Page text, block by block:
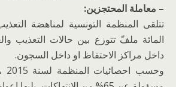
– معاملة المحتجزين:
تتلقى المنظمة التونسية لمناهضة
المائة ملفّ تتوزع بين حالات التعذيب
داخل مراكز الاحتفاظ او داخل السجون.